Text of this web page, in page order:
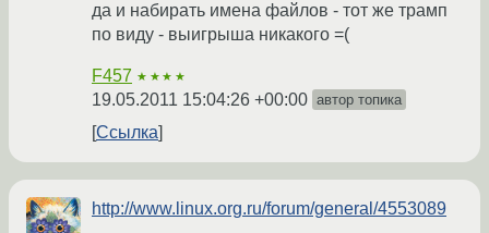
да и набирать имена файлов - тот же трамп
по виду - выигрыша никакого =(
F457 ★★★★
19.05.2011 15:04:26 +00:00 автор топика
Ссылка
http://www.linux.org.ru/forum/general/4553089